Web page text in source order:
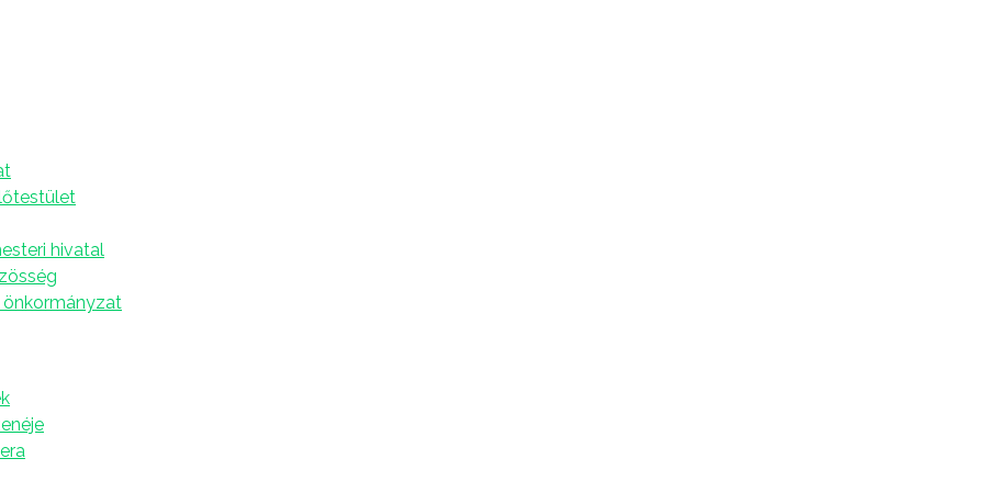
hivatal
önkormányzat
kiderül, melyik állat a világ legnagyobb rágcsálója.
mivel jár a veszteség érzése, és hogyan